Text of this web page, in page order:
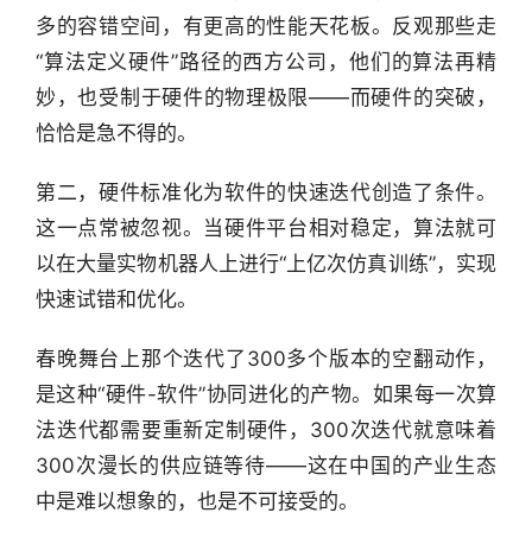
多的容错空间，有更高的性能天花板。反观那些走
“算法定义硬件”路径的西方公司，他们的算法再精
妙，也受制于硬件的物理极限——而硬件的突破，
恰恰是急不得的。
第二，硬件标准化为软件的快速迭代创造了条件。
这一点常被忽视。当硬件平台相对稳定，算法就可
以在大量实物机器人上进行“上亿次仿真训练”，实现
快速试错和优化。
春晚舞台上那个迭代了300多个版本的空翻动作，
是这种“硬件-软件”协同进化的产物。如果每一次算
法迭代都需要重新定制硬件，300次迭代就意味着
300次漫长的供应链等待——这在中国的产业生态
中是难以想象的，也是不可接受的。